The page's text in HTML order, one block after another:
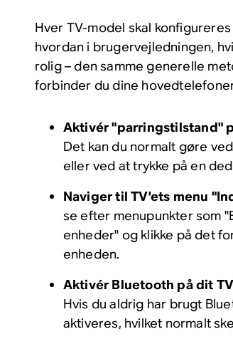
Hver TV-model skal
hvordan i brugervejledningen,
rolig – den samme generelle
forbinder du dine
Aktivér "parringstilstand"
Det kan du normalt gøre
eller ved at trykke på en
Naviger til TV'ets menu
se efter menupunkter som
enheder" og klikke på det
enheden.
Aktivér Bluetooth på dit
Hvis du aldrig har brugt
aktiveres, hvilket normalt